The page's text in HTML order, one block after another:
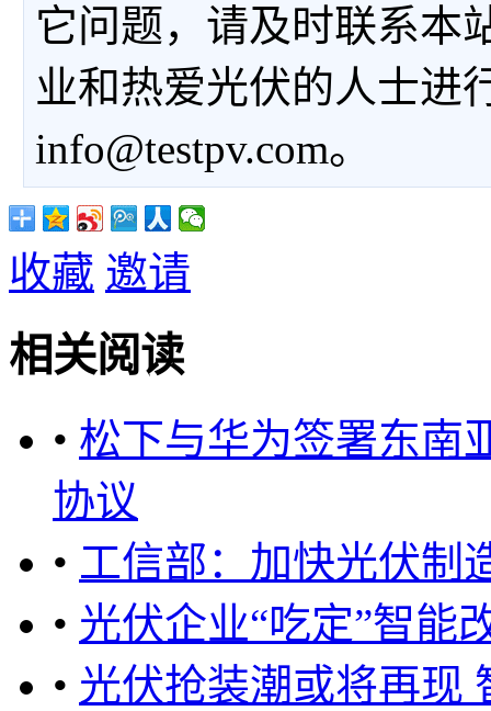
它问题，请及时联系本
业和热爱光伏的人士进
info@testpv.com。
收藏 邀请
相关阅读
• 松下与华为签署东南
协议
• 工信部：加快光伏制
• 光伏企业“吃定”智能
• 光伏抢装潮或将再现